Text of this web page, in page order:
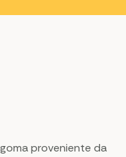
proveniente da